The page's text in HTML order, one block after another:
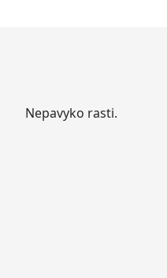
Nepavyko rasti.